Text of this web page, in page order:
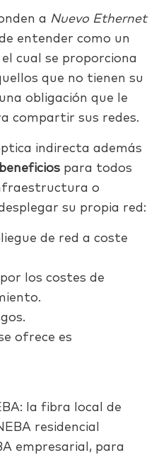
a Nuevo Ethernet
entender como un
cual se proporciona
que no tienen su
obligación que le
compartir sus redes.
indirecta además
para todos
o
su propia red:
de red a coste
los costes de
ofrece es
la fibra local de
residencial
empresarial, para